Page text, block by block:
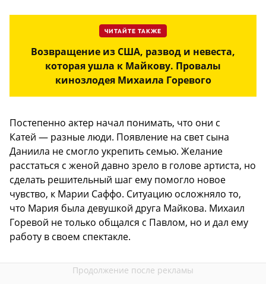
ЧИТАЙТЕ ТАКЖЕ
Возвращение из США, развод и невеста,
которая ушла к Майкову. Провалы
кинозлодея Михаила Горевого
Постепенно актер начал понимать, что они с
Катей — разные люди. Появление на свет сына
Даниила не смогло укрепить семью. Желание
расстаться с женой давно зрело в голове артиста, но
сделать решительный шаг ему помогло новое
чувство, к Марии Саффо. Ситуацию осложняло то,
что Мария была девушкой друга Майкова. Михаил
Горевой не только общался с Павлом, но и дал ему
работу в своем спектакле.